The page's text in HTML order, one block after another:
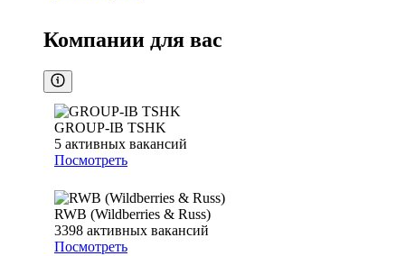
Компании для вас
GROUP-IB TSHK
5 активных вакансий
Посмотреть
RWB (Wildberries & Russ)
3398 активных вакансий
Посмотреть